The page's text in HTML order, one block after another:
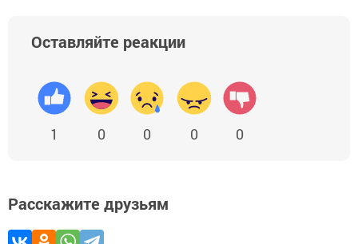
Оставляйте реакции
1 0 0 0 0
Расскажите друзьям